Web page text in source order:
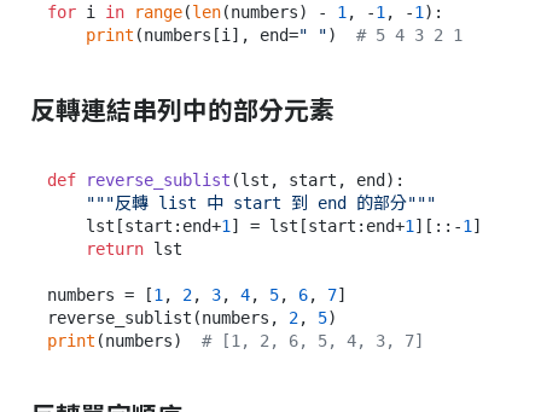
for i in range(len(numbers) - 1 , -1 , -1 ):
print (numbers[i], end=" ") # 5 4 3 2 1
反轉連結串列中的部分元素
def reverse_sublist (lst, start, end ):
"""反轉 list 中 start 到 end 的部分"""
    lst[start:end+
1] = lst[start:end+1][::-1]
return lst
numbers = [1, 2, 3, 4, 5, 6, 7]
reverse_sublist(numbers, 2, 5
print (numbers) # [1, 2, 6, 5, 4, 3, 7]